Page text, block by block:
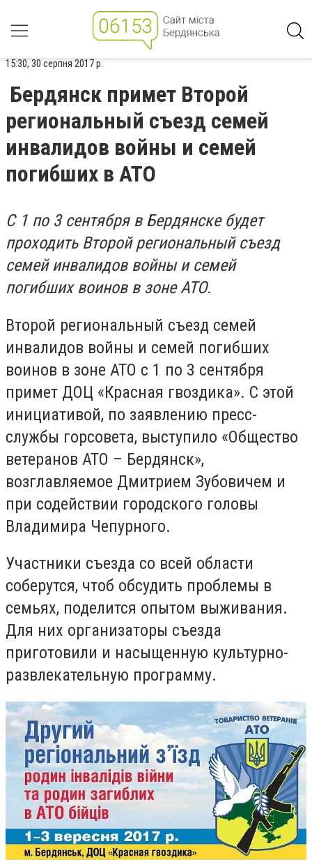
15:30, 30 серпня 2017 р.
Бердянск примет Второй
региональный съезд семей
инвалидов войны и семей
погибших в АТО
С 1 по 3 сентября в Бердянске будет
проходить Второй региональный съезд
семей инвалидов войны и семей
погибших воинов в зоне АТО.
Второй региональный съезд семей
инвалидов войны и семей погибших
воинов в зоне АТО с 1 по 3 сентября
примет ДОЦ «Красная гвоздика». С этой
инициативой, по заявлению пресс-
службы горсовета, выступило «Общество
ветеранов АТО – Бердянск»,
возглавляемое Дмитрием Зубовичем и
при содействии городского головы
Владимира Чепурного.
Участники съезда со всей области
соберутся, чтоб обсудить проблемы в
семьях, поделится опытом выживания.
Для них организаторы съезда
приготовили и насыщенную культурно-
развлекательную программу.